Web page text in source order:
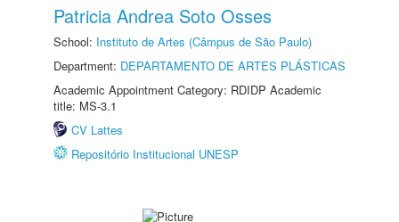
Patricia Andrea Soto Osses
School: Instituto de Artes (Câmpus de São Paulo)
Department: DEPARTAMENTO DE ARTES PLÁSTICAS
Academic Appointment Category: RDIDP Academic
title: MS-3.1
CV Lattes
Repositório Institucional UNESP